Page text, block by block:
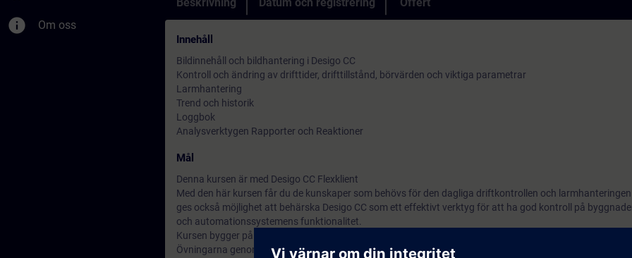
info Om oss
Innehåll
Bildinnehåll och bildhantering i Desigo CC
Kontroll och ändring av drifttider, drifttillstånd, börvärden och viktiga parametrar
Larmhantering
Trend och historik
Loggbok
Analysverktygen Rapporter och Reaktioner
Mål
Denna kursen är med Desigo CC Flexklient
Med den här kursen får du de kunskaper som behövs för den dagliga driftkontrollen och larmhanteringen
ges också möjlighet att behärska Desigo CC som ett effektivt verktyg för att ha god kontroll på
och automationssystemens funktionalitet.
Kursen bygger på att deltagarna arbetar med övningar i ett verkligt Desigo-system mot en simulerad
Övningarna genomförs i egen takt beroende på förkunskaper.